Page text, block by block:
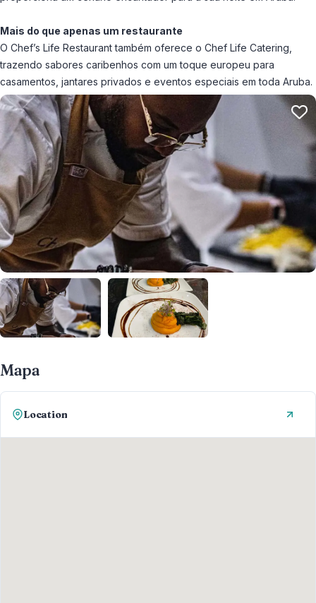
Mais do que apenas um restaurante
O Chef’s Life Restaurant também oferece o Chef Life Catering,
trazendo sabores caribenhos com um toque europeu para
casamentos, jantares privados e eventos especiais em toda Aruba.
Mapa
Location